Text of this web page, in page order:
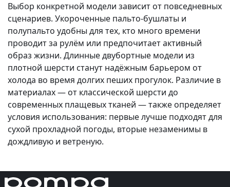
Выбор конкретной модели зависит от повседневных
сценариев. Укороченные пальто-бушлаты и
полупальто удобны для тех, кто много времени
проводит за рулём или предпочитает активный
образ жизни. Длинные двубортные модели из
плотной шерсти станут надёжным барьером от
холода во время долгих пеших прогулок. Различие в
материалах — от классической шерсти до
современных плащевых тканей — также определяет
условия использования: первые лучше подходят для
сухой прохладной погоды, вторые незаменимы в
дождливую и ветреную.